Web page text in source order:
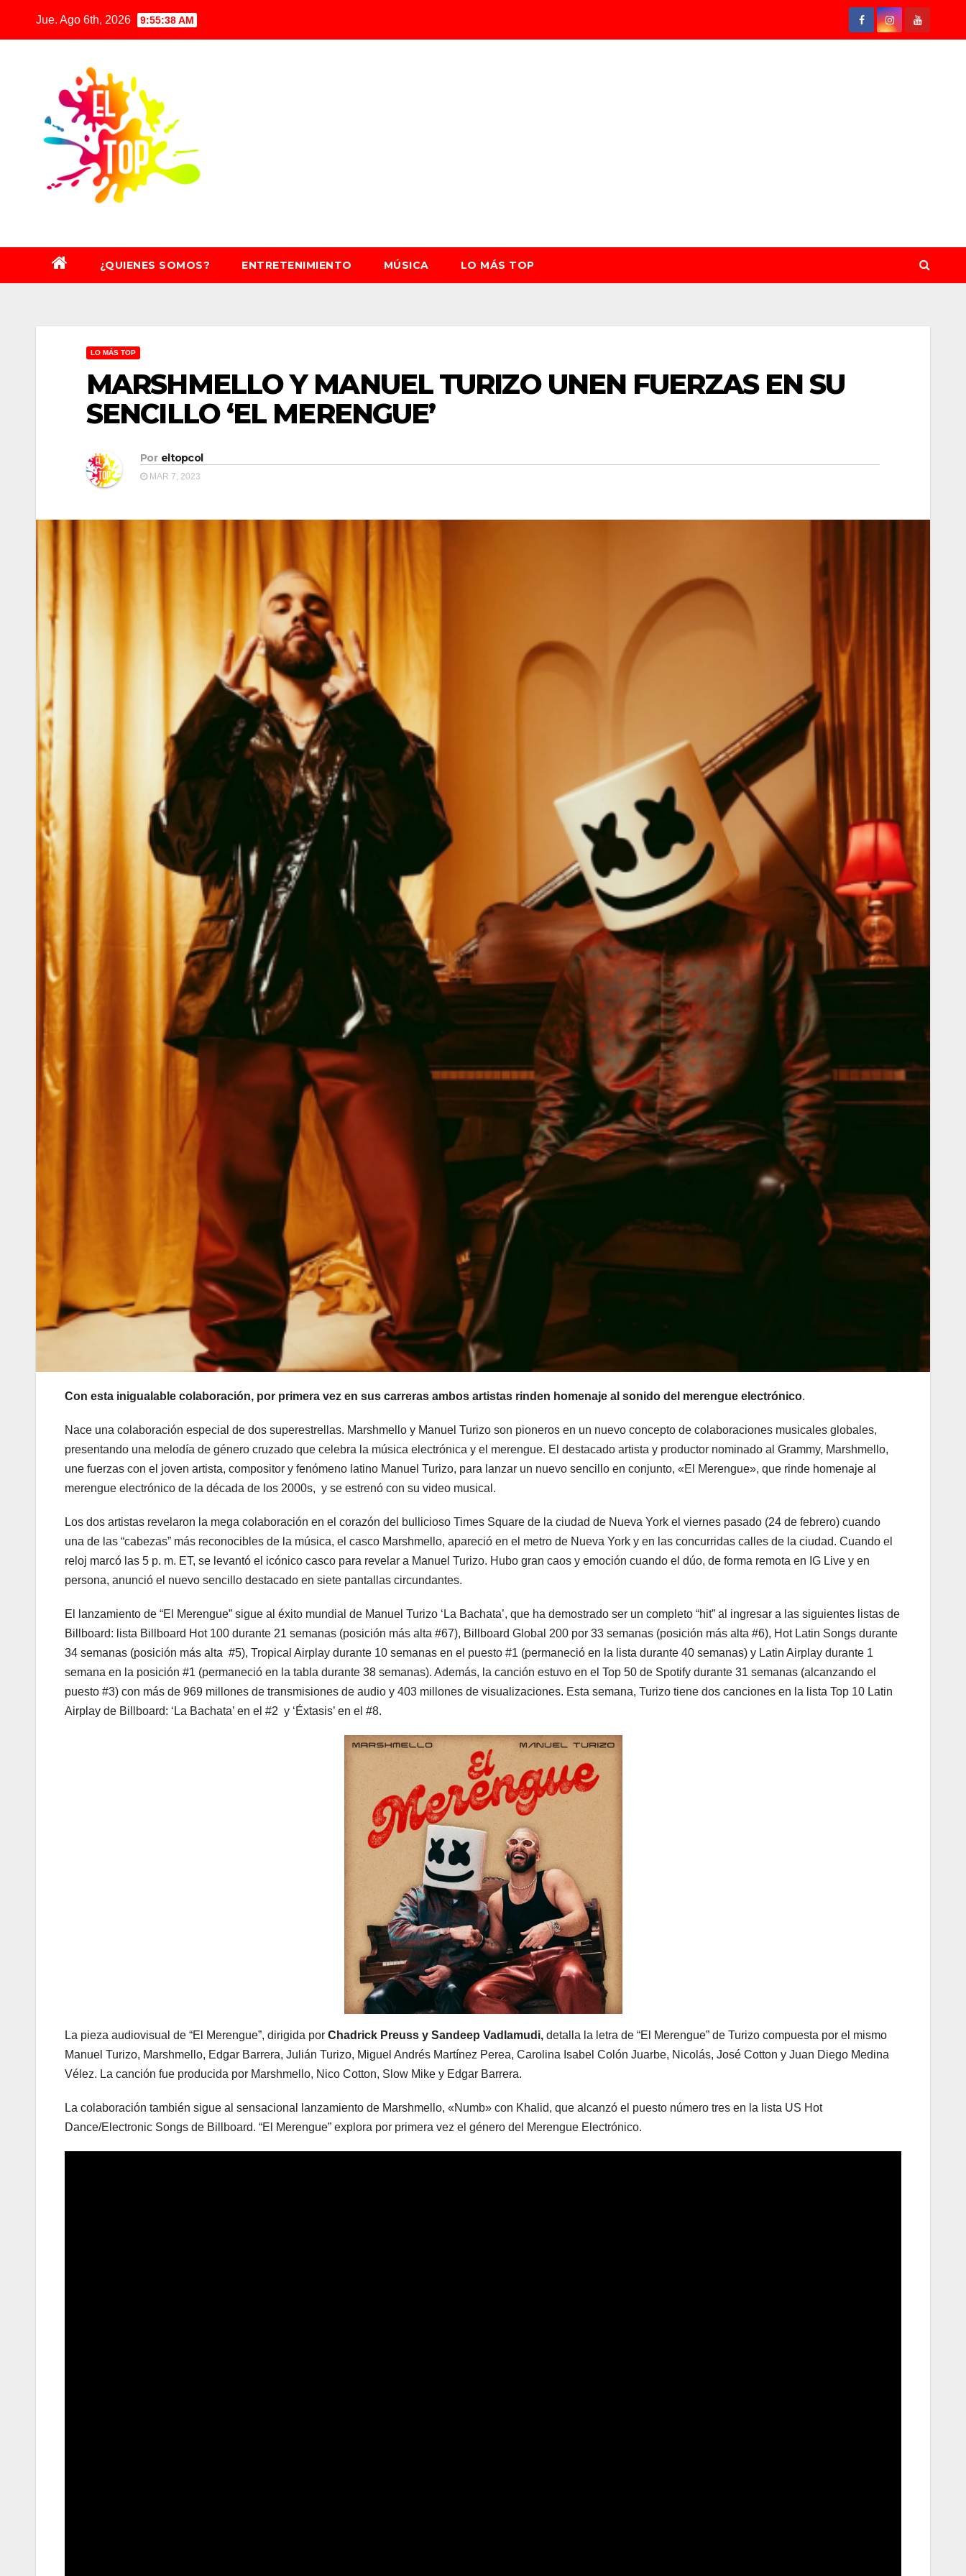
Jue. Ago 6th, 2026 9:55:39 AM
¿QUIENES SOMOS? ENTRETENIMIENTO MÚSICA LO MÁS TOP
LO MÁS TOP
MARSHMELLO Y MANUEL TURIZO UNEN FUERZAS EN SU
SENCILLO ‘EL MERENGUE’
Por eltopcol
MAR 7, 2023
Con esta inigualable colaboración, por primera vez en sus carreras ambos artistas rinden homenaje al sonido del merengue electrónico.
Nace una colaboración especial de dos superestrellas. Marshmello y Manuel Turizo son pioneros en un nuevo concepto de colaboraciones musicales globales,
presentando una melodía de género cruzado que celebra la música electrónica y el merengue. El destacado artista y productor nominado al Grammy, Marshmello,
une fuerzas con el joven artista, compositor y fenómeno latino Manuel Turizo, para lanzar un nuevo sencillo en conjunto, «El Merengue», que rinde homenaje al
merengue electrónico de la década de los 2000s, y se estrenó con su video musical.
Los dos artistas revelaron la mega colaboración en el corazón del bullicioso Times Square de la ciudad de Nueva York el viernes pasado (24 de febrero) cuando
una de las “cabezas” más reconocibles de la música, el casco Marshmello, apareció en el metro de Nueva York y en las concurridas calles de la ciudad. Cuando el
reloj marcó las 5 p. m. ET, se levantó el icónico casco para revelar a Manuel Turizo. Hubo gran caos y emoción cuando el dúo, de forma remota en IG Live y en
persona, anunció el nuevo sencillo destacado en siete pantallas circundantes.
El lanzamiento de “El Merengue” sigue al éxito mundial de Manuel Turizo ‘La Bachata’, que ha demostrado ser un completo “hit” al ingresar a las siguientes listas de
Billboard: lista Billboard Hot 100 durante 21 semanas (posición más alta #67), Billboard Global 200 por 33 semanas (posición más alta #6), Hot Latin Songs durante
34 semanas (posición más alta #5), Tropical Airplay durante 10 semanas en el puesto #1 (permaneció en la lista durante 40 semanas) y Latin Airplay durante 1
semana en la posición #1 (permaneció en la tabla durante 38 semanas). Además, la canción estuvo en el Top 50 de Spotify durante 31 semanas (alcanzando el
puesto #3) con más de 969 millones de transmisiones de audio y 403 millones de visualizaciones. Esta semana, Turizo tiene dos canciones en la lista Top 10 Latin
Airplay de Billboard: ‘La Bachata’ en el #2 y ‘Éxtasis’ en el #8.
La pieza audiovisual de “El Merengue”, dirigida por Chadrick Preuss y Sandeep Vadlamudi, detalla la letra de “El Merengue” de Turizo compuesta por el mismo
Manuel Turizo, Marshmello, Edgar Barrera, Julián Turizo, Miguel Andrés Martínez Perea, Carolina Isabel Colón Juarbe, Nicolás, José Cotton y Juan Diego Medina
Vélez. La canción fue producida por Marshmello, Nico Cotton, Slow Mike y Edgar Barrera.
La colaboración también sigue al sensacional lanzamiento de Marshmello, «Numb» con Khalid, que alcanzó el puesto número tres en la lista US Hot
Dance/Electronic Songs de Billboard. “El Merengue” explora por primera vez el género del Merengue Electrónico.